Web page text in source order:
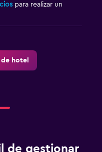
para realizar un
hotel
de gestionar